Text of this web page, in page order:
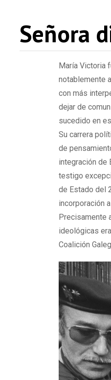
Señora
María Victoria
notablemente
con más
dejar de
sucedido en
Su carrera
de
integración de
testigo
de Estado del
incorporación
Precisamente
ideológicas
Coalición